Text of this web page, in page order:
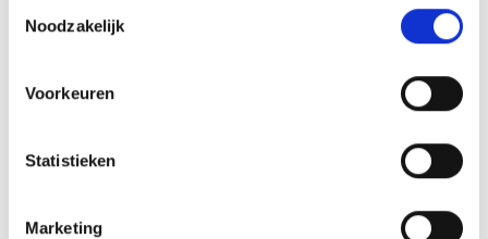
Noodzakelijk
Voorkeuren
Statistieken
Marketing